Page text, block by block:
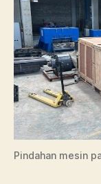
Pindahan mesin